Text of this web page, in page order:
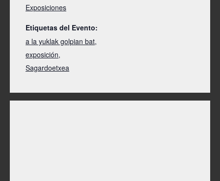
Exposiciones
Etiquetas del Evento:
a la yuklak golpian bat,
exposición,
Sagardoetxea